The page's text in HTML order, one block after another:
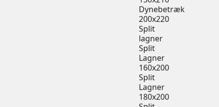
Dynebetræk
200x220
Split
lagner
Split
Lagner
160x200
Split
Lagner
180x200